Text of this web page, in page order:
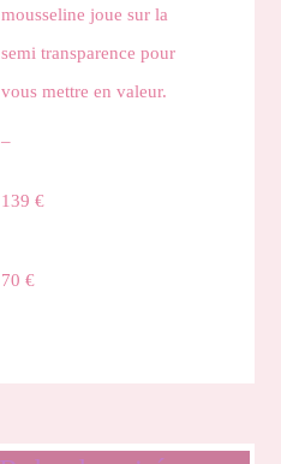
mousseline joue sur la
semi transparence pour
vous mettre en valeur.
–
139 €
70 €